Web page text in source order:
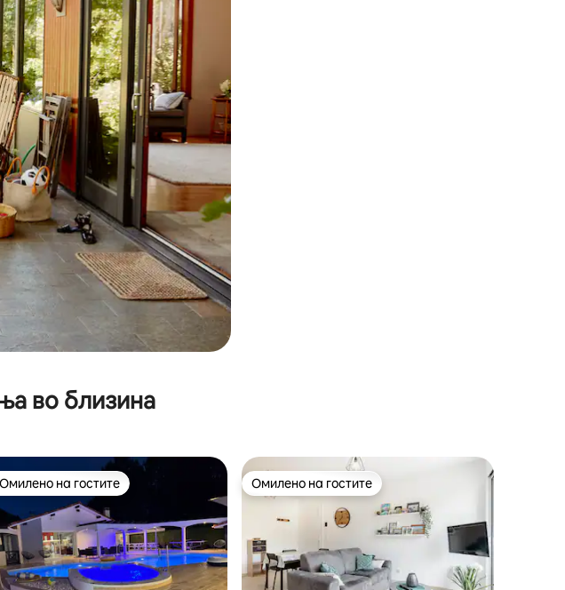
истражувајте со допирање или со лизгање.
во близина
најуспешните „Омилени на гостите“
Омилено на гостите Омилено на гостите
Омилено на гостите